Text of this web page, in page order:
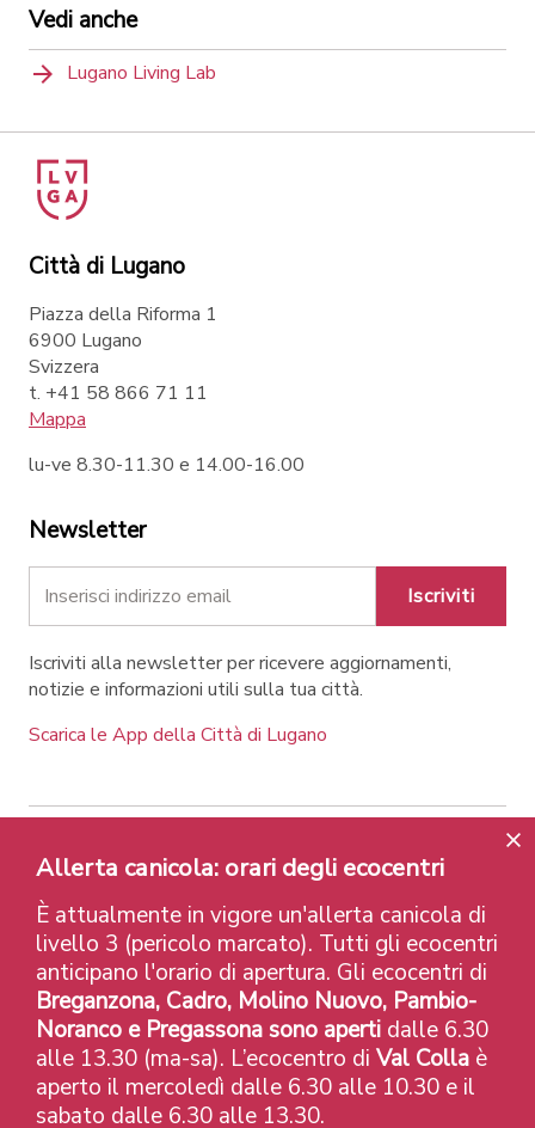
Vedi anche
Lugano Living Lab
Città di Lugano
Piazza della Riforma 1
6900 Lugano
Svizzera
t. +41 58 866 71 11
Mappa
lu-ve 8.30-11.30 e 14.00-16.00
Newsletter
Iscriviti
Iscriviti alla newsletter per ricevere aggiornamenti,
notizie e informazioni utili sulla tua città.
Scarica le App della Città di Lugano
Contatti Link Note legali
Privacy Policy
Label e riconoscimenti
Credits
© 2026 Città di Lugano
Allerta canicola: orari degli ecocentri
È attualmente in vigore un'allerta canicola di
livello 3 (pericolo marcato). Tutti gli ecocentri
anticipano l'orario di apertura. Gli ecocentri di
Breganzona, Cadro, Molino Nuovo, Pambio-
Noranco e Pregassona sono aperti dalle 6.30
alle 13.30 (ma-sa). L’ecocentro di Val Colla è
aperto il mercoledì dalle 6.30 alle 10.30 e il
sabato dalle 6.30 alle 13.30.